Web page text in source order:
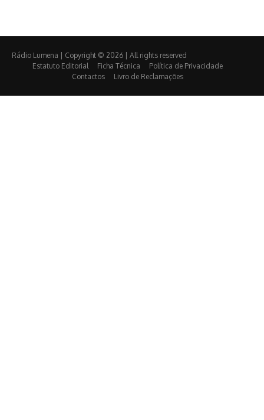
Rádio Lumena | Copyright © 2026 | All rights reserved
Estatuto Editorial
Ficha Técnica
Política de Privacidade
Contactos
Livro de Reclamações